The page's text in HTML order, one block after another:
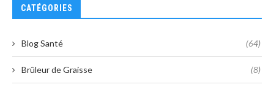
CATÉGORIES
Blog Santé (64)
Brûleur de Graisse (8)